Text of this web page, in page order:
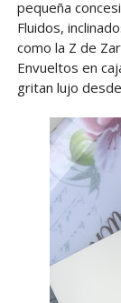
pequeña
Fluidos,
como la Z de
Envueltos en
gritan lujo